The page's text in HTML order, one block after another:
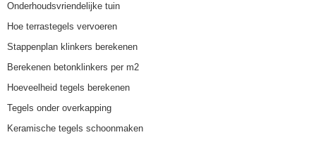
Onderhoudsvriendelijke tuin
Hoe terrastegels vervoeren
Stappenplan klinkers berekenen
Berekenen betonklinkers per m2
Hoeveelheid tegels berekenen
Tegels onder overkapping
Keramische tegels schoonmaken